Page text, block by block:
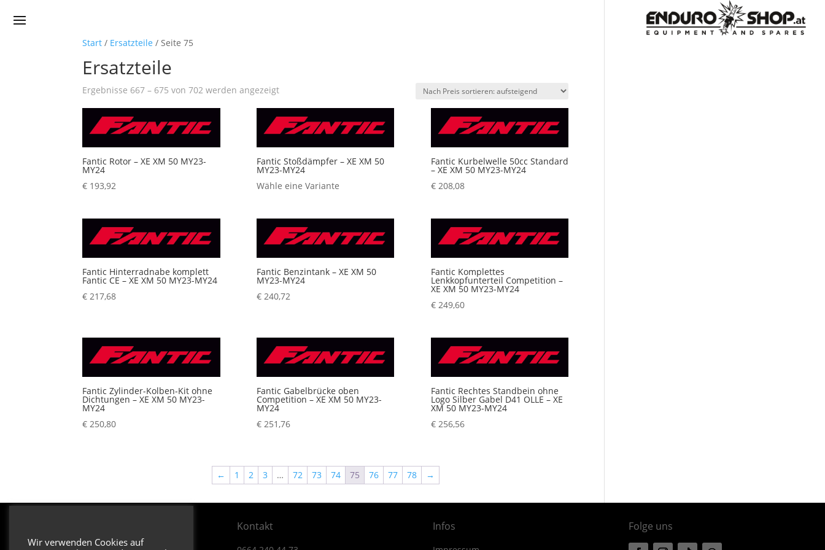
Start / Ersatzteile / Seite 75
Ersatzteile
Ergebnisse 667 – 675 von 702 werden angezeigtNach
sortiert:
aufsteigend
Fantic Rotor – XE XM 50 MY23-
MY24
€ 193,92
Fantic Stoßdämpfer – XE XM 50
MY23-MY24
Wähle eine Variante
Fantic Kurbelwelle 50cc Standard
– XE XM 50 MY23-MY24
€208,08
Fantic Hinterradnabe komplett
Fantic CE – XE XM 50 MY23-MY24
€ 217,68
Fantic Benzintank – XE XM 50
MY23-MY24
€240,72
Fantic Komplettes
Lenkkopfunterteil Competition –
XE XM 50 MY23-MY24
€249,60
Fantic Zylinder-Kolben-Kit ohne
Dichtungen – XE XM 50 MY23-
MY24
€ 250,80
Fantic Gabelbrücke oben
Competition – XE XM 50 MY23-
MY24
€251,76
Fantic Rechtes Standbein ohne
Logo Silber Gabel D41 OLLE – XE
XM 50 MY23-MY24
€256,56
← 1 2 3 … 72 73 74 75 76 77 78 →
Kontakt Infos Folge uns
Wir verwenden Cookies auf